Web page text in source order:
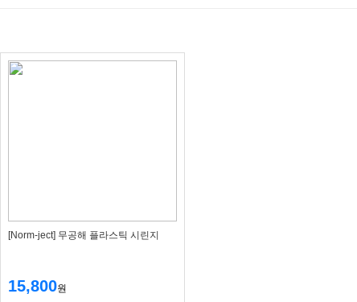
[Norm-ject] 무공해 플라스틱 시린지
15,800원